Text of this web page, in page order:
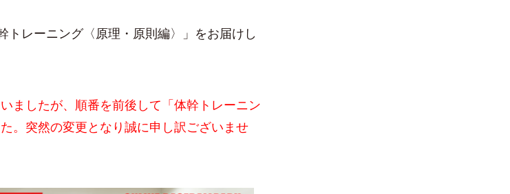
レーニング〈原理・原則編〉」をお届けし
ましたが、順番を前後して「体幹トレーニン
。突然の変更となり誠に申し訳ございませ